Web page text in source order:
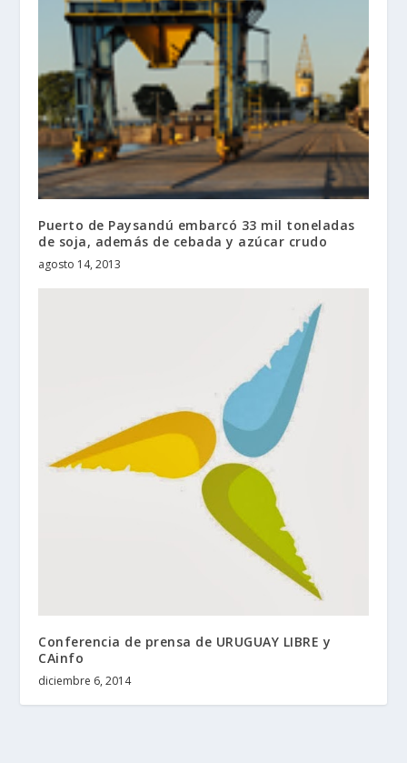
Puerto de Paysandú embarcó 33 mil toneladas
de soja, además de cebada y azúcar crudo
agosto 14, 2013
Conferencia de prensa de URUGUAY LIBRE y
CAinfo
diciembre 6, 2014